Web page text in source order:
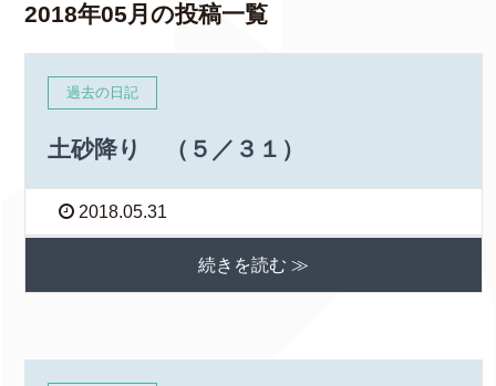
2018年05月の投稿一覧
過去の日記
土砂降り （５／３１）
2018.05.31
続きを読む ≫